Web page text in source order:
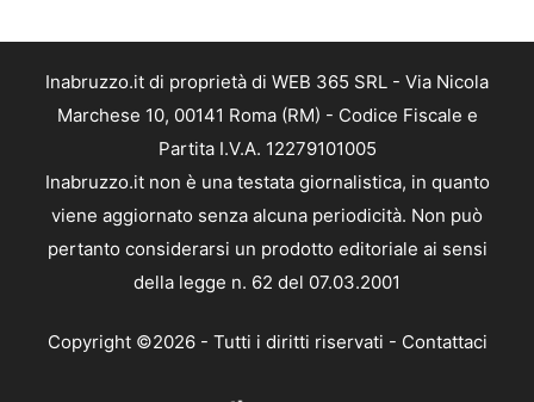
Inabruzzo.it di proprietà di WEB 365 SRL - Via Nicola
Marchese 10, 00141 Roma (RM) - Codice Fiscale e
Partita I.V.A. 12279101005
Inabruzzo.it non è una testata giornalistica, in quanto
viene aggiornato senza alcuna periodicità. Non può
pertanto considerarsi un prodotto editoriale ai sensi
della legge n. 62 del 07.03.2001
Copyright ©2026 - Tutti i diritti riservati - Contattaci